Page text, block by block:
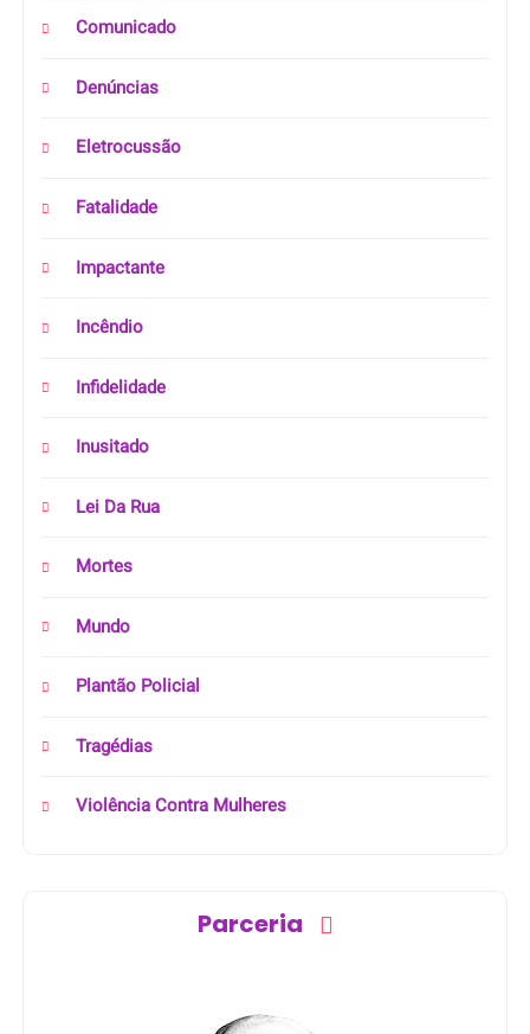
Comunicado
Denúncias
Eletrocussão
Fatalidade
Impactante
Incêndio
Infidelidade
Inusitado
Lei Da Rua
Mortes
Mundo
Plantão Policial
Tragédias
Violência Contra Mulheres
Parceria